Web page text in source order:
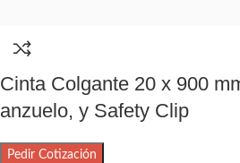
Cinta Colgante 20 x 900
anzuelo, y Safety Clip
Pedir Cotización